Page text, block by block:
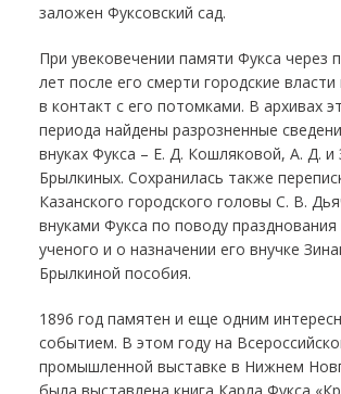
заложен Фуксовский сад.
При увековечении памяти Фукса через
лет после его смерти городские власти
в контакт с его потомками. В архивах
периода найдены разрозненные
внуках Фукса – Е. Д. Кошляковой, А. Д. и
Брылкиных. Сохранилась также
Казанского городского головы С. В.
внуками Фукса по поводу
ученого и о назначении его внучке
Брылкиной пособия.
1896 год памятен и еще одним
событием. В этом году на
промышленной выставке в Нижнем
была выставлена книга Карла Фукса